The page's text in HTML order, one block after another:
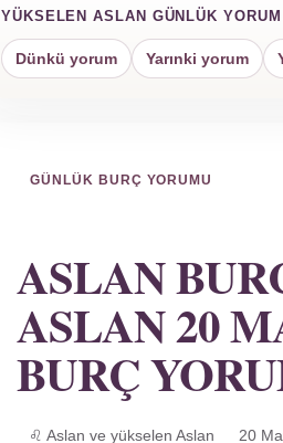
YÜKSELEN ASLAN GÜNLÜK YORUM
Dünkü yorum Yarınki yorum
GÜNLÜK BURÇ YORUMU
ASLAN
ASLAN 20
BURÇ
♌ Aslan ve yükselen Aslan 20